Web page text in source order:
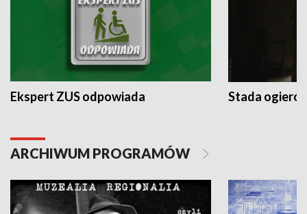
Ekspert ZUS odpowiada Stada
ARCHIWUM PROGRAMÓW